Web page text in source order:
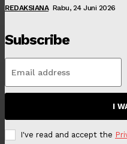
REDAKSIANA Rabu, 24 Juni 2026
Subscribe
I
I've read and accept the